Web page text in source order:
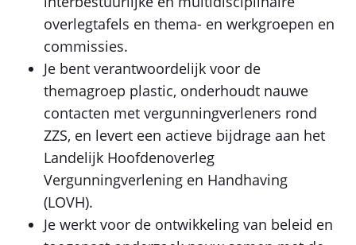
overlegtafels en thema- en werkgroepen en
commissies.
Je bent verantwoordelijk voor de
themagroep plastic, onderhoudt nauwe
contacten met vergunningverleners rond
ZZS, en levert een actieve bijdrage aan het
Landelijk Hoofdenoverleg
Vergunningverlening en Handhaving
(LOVH).
Je werkt voor de ontwikkeling van beleid en